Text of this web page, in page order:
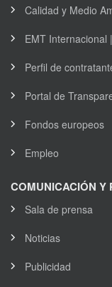
Calidad y Medio
EMT Internacional
Perfil de
Portal de
Fondos europeos
Empleo
COMUNICACIÓN Y
Sala de prensa
Noticias
Publicidad